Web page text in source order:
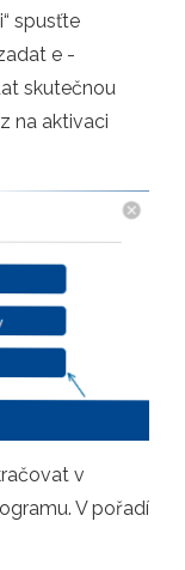
spusťte
e -
skutečnou
na aktivaci
v
V pořadí